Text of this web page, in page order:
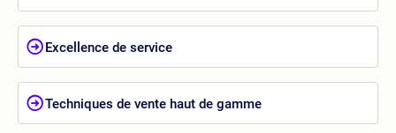
Excellence de service
Techniques de vente haut de gamme